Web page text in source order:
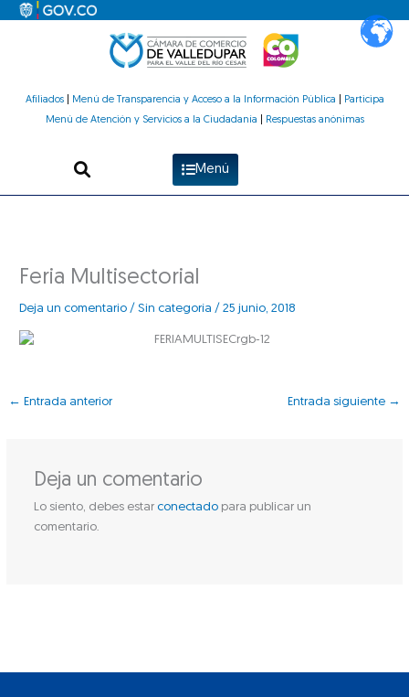
Afiliados| Menú de Transparencia y Acceso a la Información Pública
Participa
Menú de Atención y Servicios a la Ciudadanía
Respuestas anónimas
Menú
Feria Multisectorial
Deja un comentario /Sin categoría /25 junio, 2018
← Entrada anterior Entrada siguiente →
Deja un comentario
Lo siento, debes estar conectadopara publicar un
comentario.